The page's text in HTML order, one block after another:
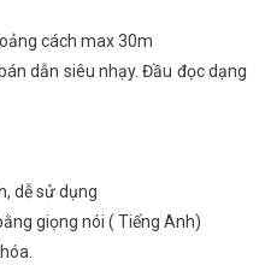
cách max 30m
dẫn siêu nhạy. Đầu đọc dạng
dễ sử dụng
giọng nói ( Tiếng Anh)